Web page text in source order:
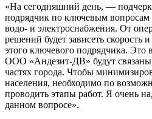
«На сегодняшний день, —
подрядчик по ключевым вопросам
водо- и электроснабжения. От
решений будет зависеть скорость
этого ключевого подрядчика. Это
ООО «Андезит-ДВ» будут связаны
частях города. Чтобы
населения, необходимо по
проводить этапы работ. Я очень
данном вопросе».